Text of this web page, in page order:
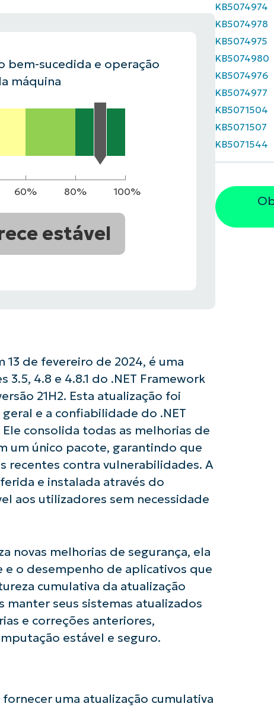
bem-sucedida e operação
máquina
60% 80% 100%
estável
13 de fevereiro de 2024, é uma
3.5, 4.8 e 4.8.1 do .NET Framework
21H2. Esta atualização foi
e a confiabilidade do .NET
consolida todas as melhorias de
um único pacote, garantindo que
recentes contra vulnerabilidades. A
e instalada através do
aos utilizadores sem necessidade
novas melhorias de segurança, ela
e o desempenho de aplicativos que
cumulativa da atualização
manter seus sistemas atualizados
e correções anteriores,
estável e seguro.
uma atualização cumulativa
KB5074974
KB5074978
KB5074975
KB5074980
KB5074976
KB5074977
KB5071504
KB5071507
KB5071544
First
and